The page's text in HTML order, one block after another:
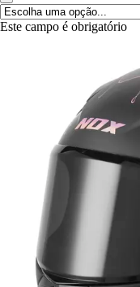
Este campo é obrigatório